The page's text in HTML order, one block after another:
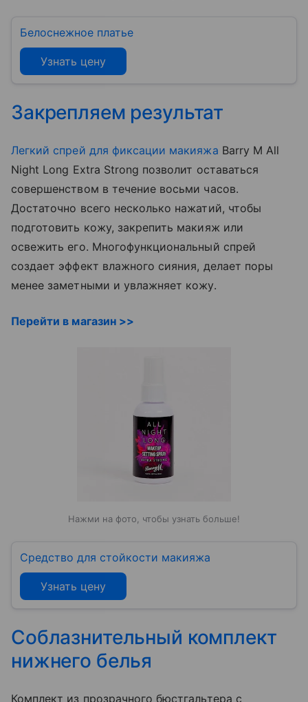
Белоснежное платье
Узнать цену
Закрепляем результат
Легкий спрей для фиксации макияжа Barry M All
Night Long Extra Strong позволит оставаться
совершенством в течение восьми часов.
Достаточно всего несколько нажатий, чтобы
подготовить кожу, закрепить макияж или
освежить его. Многофункциональный спрей
создает эффект влажного сияния, делает поры
менее заметными и увлажняет кожу.
Перейти в магазин >>
Нажми на фото, чтобы узнать больше!
Средство для стойкости макияжа
Узнать цену
Соблазнительный комплект
нижнего белья
Комплект из прозрачного бюстгальтера с